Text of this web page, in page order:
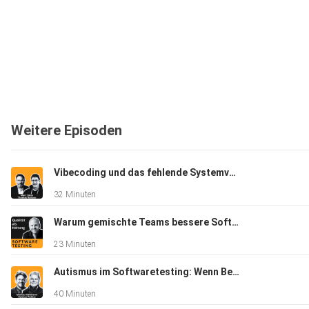
Weitere Episoden
Vibecoding und das fehlende Systemverständnis in der Praxis - Marc Bless, Thomas Ronzon
32 Minuten
Warum gemischte Teams bessere Software bauen - Claudia Nass Bauer
23 Minuten
Autismus im Softwaretesting: Wenn Begabung auf die Rennstrecke kommt - Helmut Pichler, Markus Kalbhenn
40 Minuten